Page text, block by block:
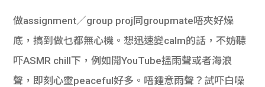
做assignment／group proj同groupmate唔夾好燥
底，搞到做乜都無心機。想迅速變calm的話，不妨聽
吓ASMR chill下，例如 開YouTube搵雨聲或者海浪
聲，即刻心靈peaceful好多。唔鍾意雨聲？試吓白噪